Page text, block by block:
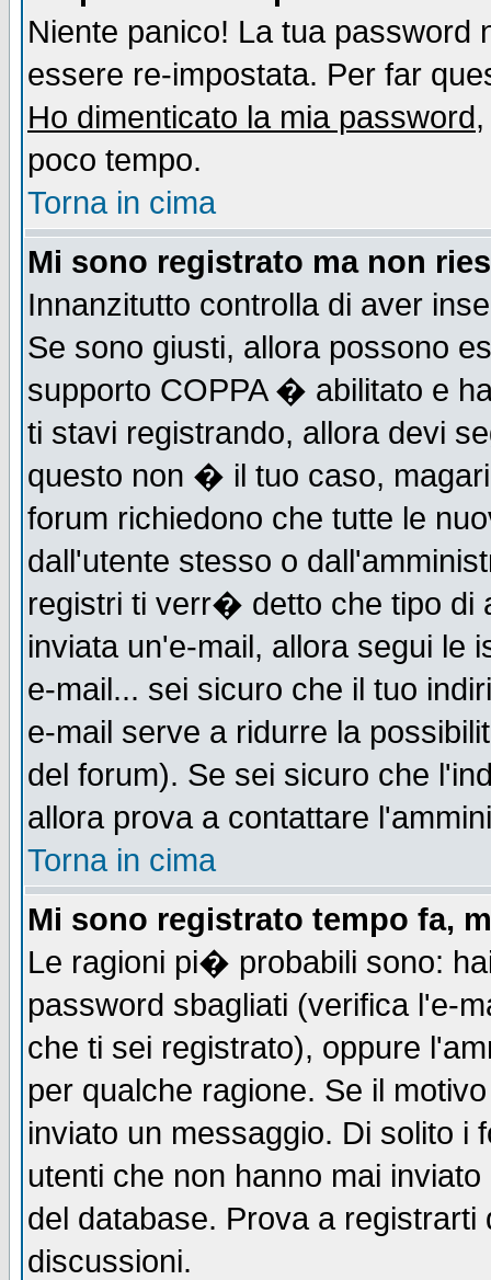
Niente panico! La tua
essere re-impostata. Per far
Ho dimenticato la mia password
poco tempo.
Torna in cima
Mi sono registrato ma non
Innanzitutto controlla di aver
Se sono giusti, allora possono
supporto COPPA � abilitato e
ti stavi registrando, allora devi
questo non � il tuo caso,
forum richiedono che tutte le
dall'utente stesso o
registri ti verr� detto che tipo
inviata un'e-mail, allora segui le
e-mail... sei sicuro che il tuo
e-mail serve a ridurre la
del forum). Se sei sicuro che
allora prova a contattare
Torna in cima
Mi sono registrato tempo fa,
Le ragioni pi� probabili sono:
password sbagliati (verifica l'e-
che ti sei registrato), oppure
per qualche ragione. Se il
inviato un messaggio. Di solito i
utenti che non hanno mai
del database. Prova a
discussioni.